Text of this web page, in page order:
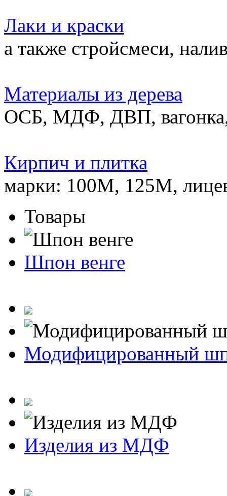
Лаки и краски
а также стройсмеси,
Материалы из дерева
ОСБ, МДФ, ДВП,
Кирпич и плитка
марки: 100М, 125М,
Товары
Шпон венге
Модифицированный
Изделия из МДФ